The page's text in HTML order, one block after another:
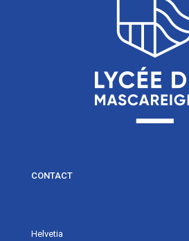
CONTACT
Helvetia